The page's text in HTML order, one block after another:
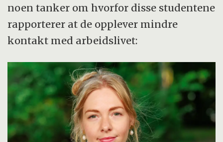
noen tanker om hvorfor disse studentene
rapporterer at de opplever mindre
kontakt med arbeidslivet: